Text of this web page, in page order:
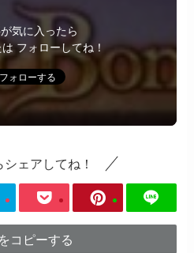
気に入ったら
フォローしてね！
ェアしてね！
コピーする